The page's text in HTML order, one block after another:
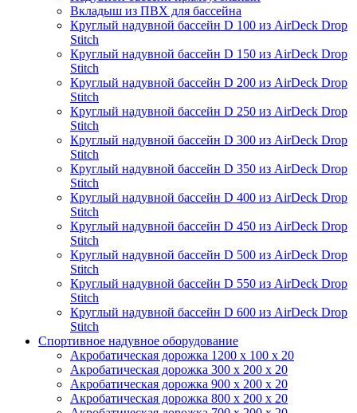
Вкладыш из ПВХ для бассейна
Круглый надувной бассейн D 100 из AirDeck Drop
Stitch
Круглый надувной бассейн D 150 из AirDeck Drop
Stitch
Круглый надувной бассейн D 200 из AirDeck Drop
Stitch
Круглый надувной бассейн D 250 из AirDeck Drop
Stitch
Круглый надувной бассейн D 300 из AirDeck Drop
Stitch
Круглый надувной бассейн D 350 из AirDeck Drop
Stitch
Круглый надувной бассейн D 400 из AirDeck Drop
Stitch
Круглый надувной бассейн D 450 из AirDeck Drop
Stitch
Круглый надувной бассейн D 500 из AirDeck Drop
Stitch
Круглый надувной бассейн D 550 из AirDeck Drop
Stitch
Круглый надувной бассейн D 600 из AirDeck Drop
Stitch
Спортивное надувное оборудование
Акробатическая дорожка 1200 x 100 x 20
Акробатическая дорожка 300 x 200 x 20
Акробатическая дорожка 900 x 200 x 20
Акробатическая дорожка 800 x 200 x 20